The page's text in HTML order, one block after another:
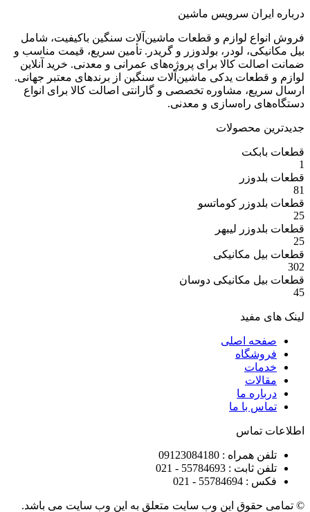
سرویس ماشین
لوازم و قطعات ماشین‌آلات سنگین باکیفیت، شامل
لودر، بولدوزر و گریدر. تأمین سریع، قیمت مناسب و
کالا برای پروژه‌های عمرانی و معدنی. خرید آنلاین
یدکی ماشین‌آلات سنگین از برندهای معتبر جهانی.
مشاوره تخصصی و گارانتی اصالت کالا برای انواع
راه‌سازی و معدنی.
محصولات
کوماتسو
لیبهر
مکانیکی
مکانیکی دوسان
اصلی
ما
با ما
: 09123084180
: 55784693 - 021
این وب سایت متعلق به این وب سایت می باشد.